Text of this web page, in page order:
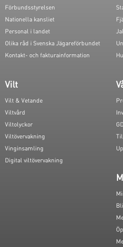
Förbundsstyrelsen
Nationella kansliet
Personal i landet
Olika råd i Svenska Jägareförbundet
Kontakt- och fakturainformation
Vilt
Vilt & Vetande
Viltvård
Viltolyckor
Viltövervakning
Vinginsamling
Digital viltövervakning